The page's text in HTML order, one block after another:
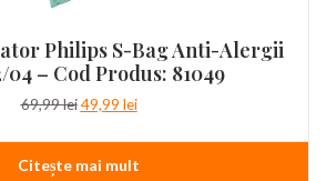
Philips S-Bag Anti-Alergii
04 – Cod Produs: 81049
69,99lei Prețul
a
fost:
49,99 leiPrețul
este:
49,99 lei.
Citește mai mult